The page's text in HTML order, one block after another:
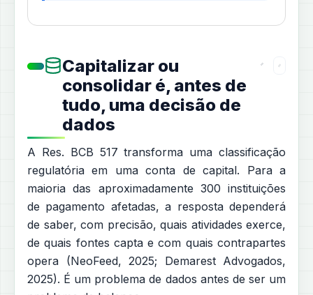
Capitalizar ou
consolidar é, antes de
tudo, uma decisão de
dados
A Res. BCB 517 transforma uma classificação
regulatória em uma conta de capital. Para a
maioria das aproximadamente 300 instituições
de pagamento afetadas, a resposta dependerá
de saber, com precisão, quais atividades exerce,
de quais fontes capta e com quais contrapartes
opera (NeoFeed, 2025; Demarest Advogados,
2025). É um problema de dados antes de ser um